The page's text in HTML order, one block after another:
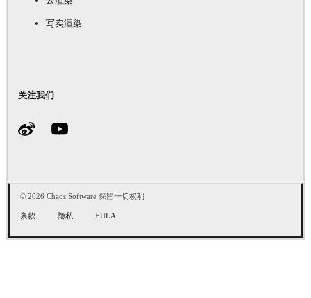
写实渲染
关注我们
© 2026 Chaos Software 保留一切权利
条款 隐私 EULA